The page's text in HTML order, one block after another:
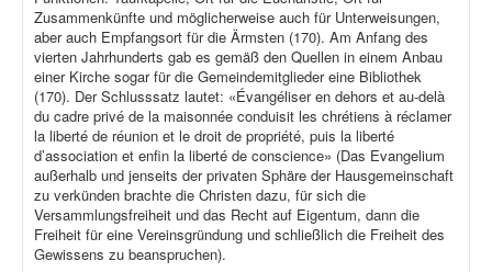
Zusammenkünfte und möglicherweise auch für Unterweisungen,
aber auch Empfangsort für die Ärmsten (170). Am Anfang des
vierten Jahrhunderts gab es gemäß den Quellen in einem Anbau
einer Kirche sogar für die Gemeindemitglieder eine Bibliothek
(170). Der Schlusssatz lautet: «Évangéliser en dehors et au-delà
du cadre privé de la maisonnée conduisit les chrétiens à réclamer
la liberté de réunion et le droit de propriété, puis la liberté
d’association et enfin la liberté de conscience» (Das Evangelium
außerhalb und jenseits der privaten Sphäre der Hausgemeinschaft
zu verkünden brachte die Christen dazu, für sich die
Versammlungsfreiheit und das Recht auf Eigentum, dann die
Freiheit für eine Vereinsgründung und schließlich die Freiheit des
Gewissens zu beanspruchen).